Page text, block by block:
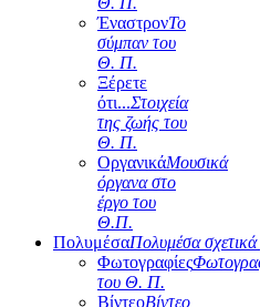
ΈναστρονΤο
σύμπαν του
Θ. Π.
Ξέρετε
ότι...Στοιχεία
της ζωής του
Θ. Π.
ΟργανικάΜουσικά
όργανα στο
έργο του
Θ.Π.
ΠολυμέσαΠολυμέσα
Φωτογραφίες
του Θ. Π.
ΒίντεοΒίντεο